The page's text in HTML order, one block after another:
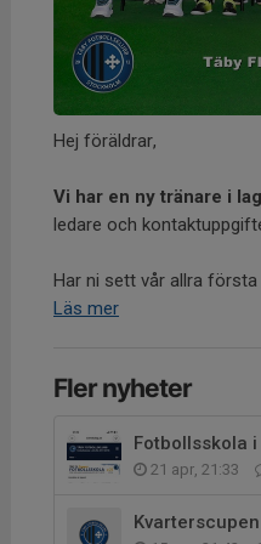
Hej föräldrar,
Vi har en ny tränare i
ledare och
Har ni sett vår allra första
Läs mer
Fler nyheter
Fotbollsskola
21 apr, 21:33